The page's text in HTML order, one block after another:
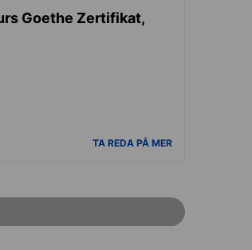
Goethe Zertifikat,
TA REDA PÅ MER